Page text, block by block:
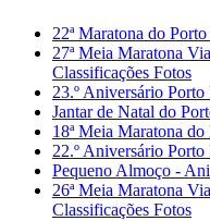
22ª Maratona do
27ª Meia Maratona
Classificações Fotos
23.º Aniversário
Jantar de Natal do
18ª Meia Maratona
22.º Aniversário
Pequeno Almoço -
26ª Meia Maratona
Classificações Fotos